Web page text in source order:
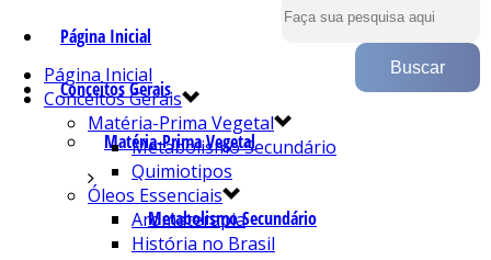
Página Inicial
Conceitos Gerais
Matéria-Prima Vegetal
Metabolismo Secundário
Página Inicial
Conceitos Gerais
Matéria-Prima Vegetal
Metabolismo Secundário
Quimiotipos
Óleos Essenciais
Aromaterapia
História no Brasil